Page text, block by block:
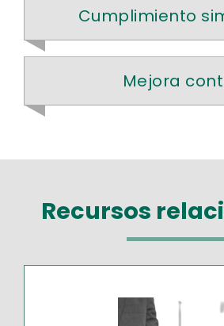
Cumplimiento
Mejora
Recursos